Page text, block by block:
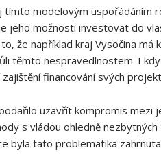
tímto modelovým uspořádáním
jeho možnosti investovat do
že například kraj Vysočina má
těmto nespravedlnostem. ⁤I
financování svých‍
uzavřít kompromis mezi
s vládou ohledně
‍byla tato problematika